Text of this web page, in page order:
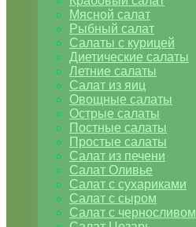
Мясной салат
Рыбный салат
Салаты с курицей
Диетические салаты
Летние салаты
Салат из яиц
Овощные салаты
Острые салаты
Постные салаты
Простые салаты
Салат из печени
Салат Оливье
Салат с сухариками
Салат с сыром
Салат с черносливом